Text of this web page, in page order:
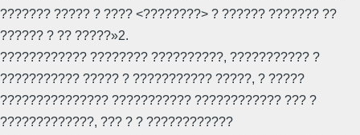
??????? ????? ? ???? <????????> ? ?????? ??????? ??
?????? ? ?? ?????»2.
???????????? ???????? ??????????, ??????????? ?
??????????? ????? ? ??????????? ?????, ? ?????
??????????????? ??????????? ???????????? ??? ?
?????????????, ??? ? ? ????????????